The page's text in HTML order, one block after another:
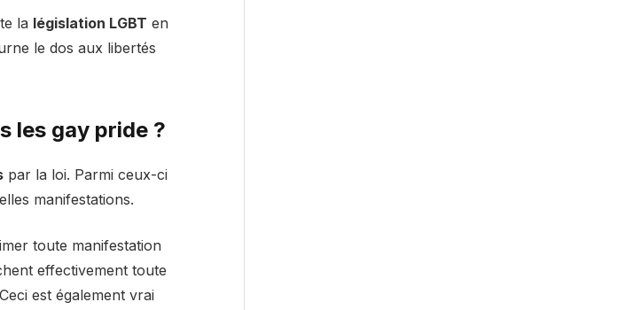
la législation LGBT en
le dos aux libertés
les gay pride ?
par la loi. Parmi ceux-ci
manifestations.
toute manifestation
effectivement toute
est également vrai